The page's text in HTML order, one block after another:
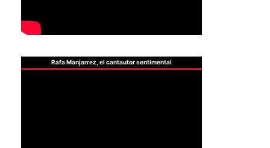
Rafa Manjarrez, el cantautor sentimental